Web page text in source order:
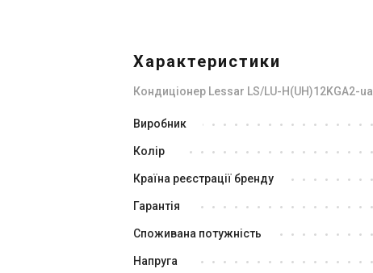
Характеристики
Кондиціонер Lessar LS/LU-H(UH)12KGA2-ua
Виробник
Колір
Країна реєстрації бренду
Гарантія
Споживана потужність
Напруга